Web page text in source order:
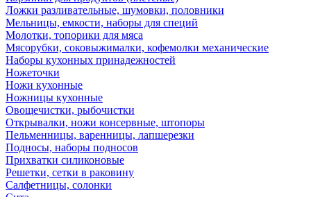
Ложки разливательные, шумовки, половники
Мельницы, емкости, наборы для специй
Молотки, топорики для мяса
Мясорубки, соковыжималки, кофемолки механические
Наборы кухонных принадежностей
Ножеточки
Ножи кухонные
Ножницы кухонные
Овощечистки, рыбочистки
Открывалки, ножи консервные, штопоры
Пельменницы, варенницы, лапшерезки
Подносы, наборы подносов
Прихватки силиконовые
Решетки, сетки в раковину
Салфетницы, солонки